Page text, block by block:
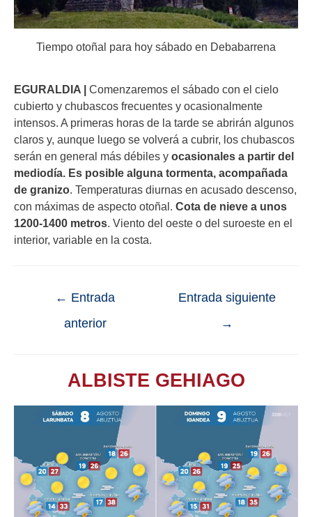
Tiempo otoñal para hoy sábado en Debabarrena
EGURALDIA |
Comenzaremos el sábado con el cielo
cubierto y chubascos frecuentes y ocasionalmente
intensos. A primeras horas de la tarde se abrirán algunos
claros y, aunque luego se volverá a cubrir, los chubascos
serán en general más débiles y ocasionales a partir del
mediodía. Es posible alguna tormenta, acompañada
de granizo. Temperaturas diurnas en acusado descenso,
con máximas de aspecto otoñal. Cota de nieve a unos
1200-1400 metros. Viento del oeste o del suroeste en el
interior, variable en la costa.
← Entrada
anterior
Entrada siguiente
→
ALBISTE GEHIAGO